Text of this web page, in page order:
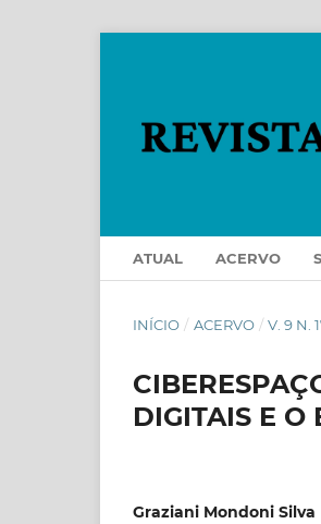
ATUAL ACERVO
INÍCIO / ACERVO / V. 9 N.
DIGITAIS E O
Graziani Mondoni Silva